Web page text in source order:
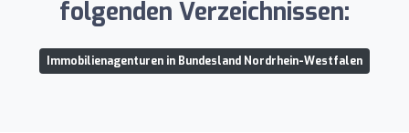
folgenden Verzeichnissen:
Immobilienagenturen in Bundesland Nordrhein-Westfalen